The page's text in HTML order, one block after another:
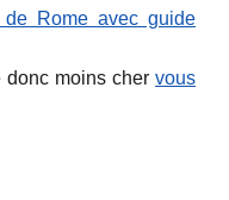
Rome avec guide
donc moins cher vous